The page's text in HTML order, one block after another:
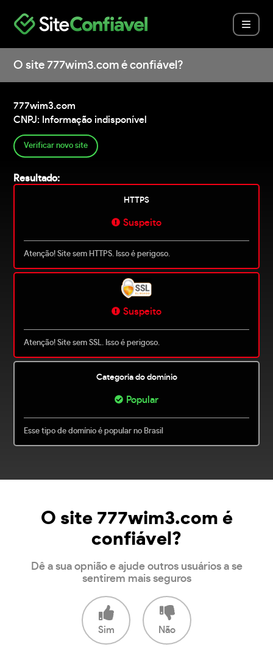
O site 777wim3.com é confiável?
777wim3.com
CNPJ: Informação indisponível
Verificar novo site
Resultado:
HTTPS
Suspeito
Atenção! Site sem HTTPS. Isso é perigoso.
Suspeito
Atenção! Site sem SSL. Isso é perigoso.
Categoria do domínio
Popular
Esse tipo de domínio é popular no Brasil
O site 777wim3.com é
confiável?
Dê a sua opnião e ajude outros usuários a se
sentirem mais seguros
Sim Não